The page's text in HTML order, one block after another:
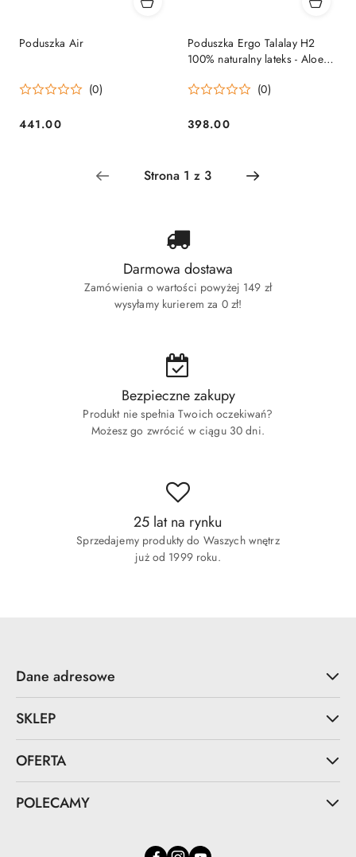
Poduszka Air
(0)
Cena:
441.00
Poduszka Ergo Talalay H2
100% naturalny lateks - Aloe
(0)
Cena:
398.00
Darmowa dostawa
Zamówienia o wartości powyżej 149 zł
wysyłamy kurierem za 0 zł!
Bezpieczne zakupy
Produkt nie spełnia Twoich oczekiwań?
Możesz go zwrócić w ciągu 30 dni.
25 lat na rynku
Sprzedajemy produkty do Waszych wnętrz
już od 1999 roku.
Dane adresowe
SKLEP
OFERTA
POLECAMY